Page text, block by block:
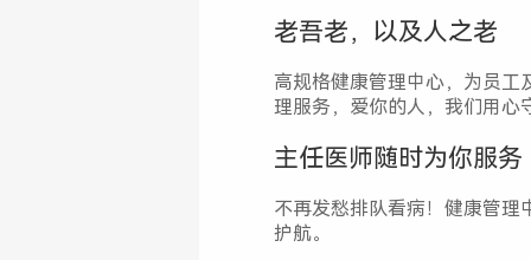
老吾老，以及人之老
高规格健康管理中心，为员工
理服务，爱你的人，我们用心
主任医师随时为你服务
不再发愁排队看病！健康管理
护航。